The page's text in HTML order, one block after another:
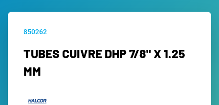
850262
TUBES CUIVRE DHP 7/8" X 1.25
MM